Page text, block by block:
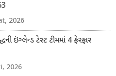
2026
ઇંગ્લેન્ડ ટેસ્ટ ટીમમાં 4 ફેરફાર
2026